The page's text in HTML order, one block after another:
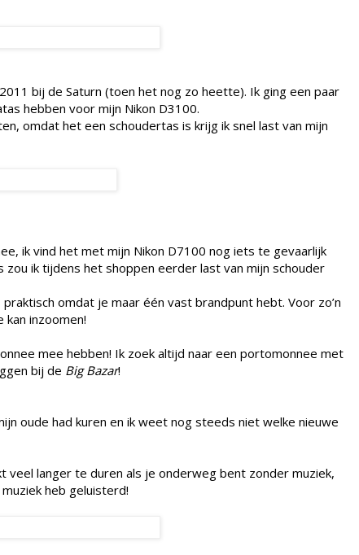
bij de Saturn (toen het nog zo heette). Ik ging een paar
hebben voor mijn Nikon D3100.
omdat het een schoudertas is krijg ik snel last van mijn
ik vind het met mijn Nikon D7100 nog iets te gevaarlijk
ik tijdens het shoppen eerder last van mijn schouder
omdat je maar één vast brandpunt hebt. Voor zo’n
inzoomen!
mee hebben! Ik zoek altijd naar een portomonnee met
bij de Big Bazar!
oude had kuren en ik weet nog steeds niet welke nieuwe
veel langer te duren als je onderweg bent zonder muziek,
heb geluisterd!